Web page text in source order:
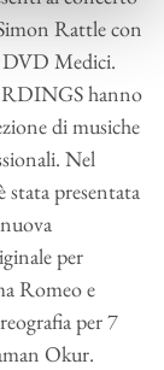
Rattle con
DVD Medici.
hanno
di musiche
Nel
presentata
per
Romeo e
per 7
Okur.